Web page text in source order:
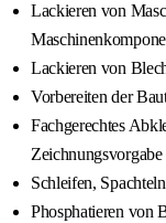
Lackieren von
Lackieren von
Vorbereiten der
Fachgerechtes
Zeichnungsvorgabe
Schleifen,
Phosphatieren von